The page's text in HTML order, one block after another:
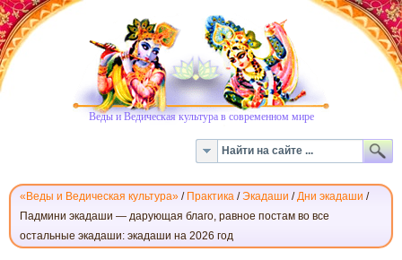
Веды и Ведическая культура в современном мире
«Веды и Ведическая культура» / Практика /Экадаши /Дни экадаши /
Падмини экадаши — дарующая благо, равное постам во все
остальные экадаши: экадаши на 2026 год